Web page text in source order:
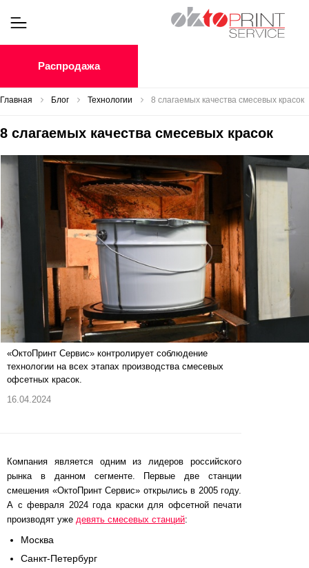
Распродажа
Главная Блог Технологии 8 слагаемых качества смесевых красок
8 слагаемых качества смесевых красок
«ОктоПринт Сервис» контролирует соблюдение
технологии на всех этапах производства смесевых
офсетных красок.
16.04.2024
Компания является одним из лидеров российского
рынка в данном сегменте. Первые две станции
смешения «ОктоПринт Сервис» открылись в 2005 году.
А с февраля 2024 года краски для офсетной печати
производят уже девять смесевых станций:
Москва
Санкт-Петербург